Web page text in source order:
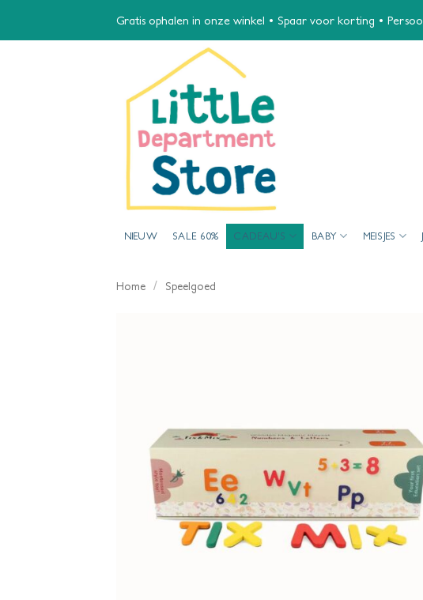
Gratis ophalen in onze winkel • Spaar voor korting •
NIEUW SALE 60% CADEAU’S BABY MEISJES
Home / Speelgoed